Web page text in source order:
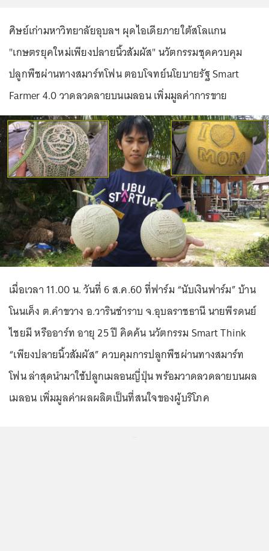
ศิษย์เก่ามหาวิทยาลัยอุบลฯ ผุดไอเดียภายใต้สโลแกน
"เกษตรยุคใหม่เพียงปลายนิ้วสัมผัส" นวัตกรรมชุดควบคุม
ปลูกพืชผ่านทางสมาร์ทโฟน ตอบโจทย์นโยบายรัฐ Smart
Farmer 4.0 วาดลวดลายบนเมลอน เพิ่มมูลค่าการขาย
เมื่อเวลา 11.00 น. วันที่ 6 ส.ค.60 ที่ฟาร์ม “นับเงินฟาร์ม” บ้าน
โนนเค็ง ต.คำขวาง อ.วารินชำราบ จ.อุบลราชธานี นายพีรดนย์
ไชยมี หรืออาร์ท อายุ 25 ปี คิดค้น นวัตกรรม Smart Think
“เพียงปลายนิ้วสัมผัส” ควบคุมการปลูกพืชผ่านทางสมาร์ท
โฟน ล่าสุดนำมาใช้ปลูกเมลอนญี่ปุ่น พร้อมวาดลวดลายบนผล
เมลอน เพิ่มมูลค่าผลผลิตเป็นที่สนใจของผู้บริโภค